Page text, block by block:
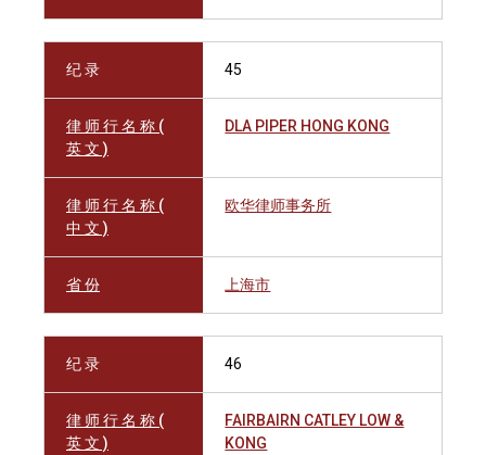
纪 录 45
律 师 行 名 称 (
英 文 )
DLA PIPER HONG KONG
律 师 行 名 称 (
中 文 )
欧华律师事务所
省 份 上海市
纪 录 46
律 师 行 名 称 (
英 文 )
FAIRBAIRN CATLEY LOW &
KONG